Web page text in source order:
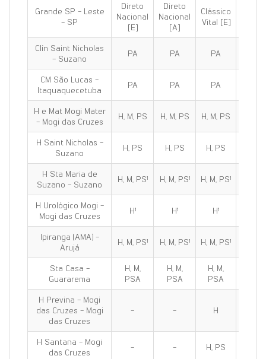
Grande SP - Leste
- SP
Direto
Nacional
[E]
Direto
Nacional
[A]
Clássico
Vital [E]
Clín Saint Nicholas
- Suzano
PA PA PA
CM São Lucas -
Itaquaquecetuba
PA PA PA
H e Mat Mogi Mater
- Mogi das Cruzes
H, M, PS H, M, PS H, M, PS
H Saint Nicholas -
Suzano
H, PS H, PS H, PS
H Sta Maria de
Suzano - Suzano
H, M, PS¹ H, M, PS¹ H, M, PS¹
H Urológico Mogi -
Mogi das Cruzes
H¹ H¹ H¹
Ipiranga (AMA) -
Arujá
H, M, PS¹ H, M, PS¹ H, M, PS¹
Sta Casa -
Guararema
H, M,
PSA
H, M,
PSA
H, M,
PSA
H Previna - Mogi
das Cruzes - Mogi
das Cruzes
- - H
H Santana - Mogi
das Cruzes
- - H, PS